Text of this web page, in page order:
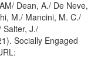
Dean, A./ De Neve,
M./ Mancini, M. C./
Salter, J./
Socially Engaged